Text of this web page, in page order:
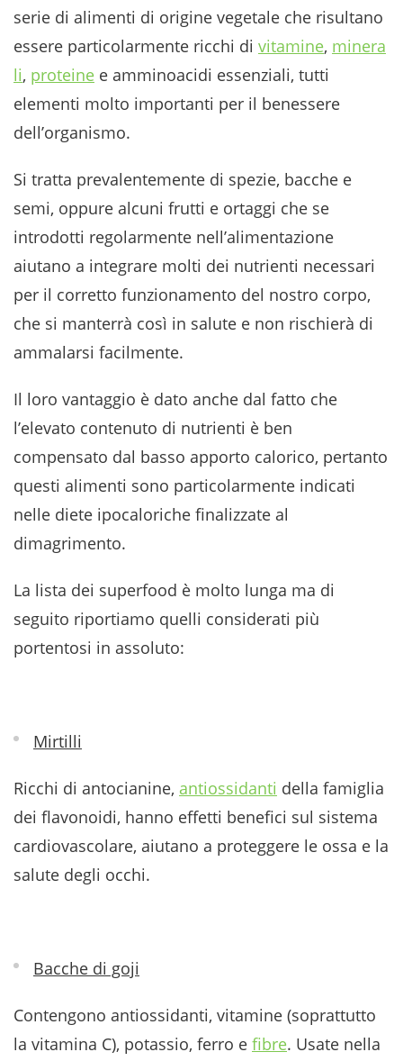
serie di alimenti di origine vegetale che risultano
essere particolarmente ricchi di vitamine, minera
li, proteine e amminoacidi essenziali, tutti
elementi molto importanti per il benessere
dell’organismo.
Si tratta prevalentemente di spezie, bacche e
semi, oppure alcuni frutti e ortaggi che se
introdotti regolarmente nell’alimentazione
aiutano a integrare molti dei nutrienti necessari
per il corretto funzionamento del nostro corpo,
che si manterrà così in salute e non rischierà di
ammalarsi facilmente.
Il loro vantaggio è dato anche dal fatto che
l’elevato contenuto di nutrienti è ben
compensato dal basso apporto calorico, pertanto
questi alimenti sono particolarmente indicati
nelle diete ipocaloriche finalizzate al
dimagrimento.
La lista dei superfood è molto lunga ma di
seguito riportiamo quelli considerati più
portentosi in assoluto:
Mirtilli
Ricchi di antocianine, antiossidanti della famiglia
dei flavonoidi, hanno effetti benefici sul sistema
cardiovascolare, aiutano a proteggere le ossa e la
salute degli occhi.
Bacche di goji
Contengono antiossidanti, vitamine (soprattutto
la vitamina C), potassio, ferro e fibre. Usate nella